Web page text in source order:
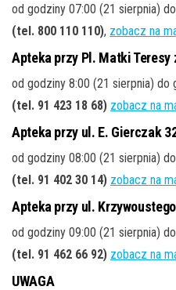
od godziny 07:00 (21 sierpnia)
(tel. 800 110 110), zobacz na
Apteka przy Pl. Matki Teresy
od godziny 8:00 (21 sierpnia) do
(tel. 91 423 18 68) zobacz na
Apteka przy ul. E. Gierczak
od godziny 08:00 (21 sierpnia)
(tel. 91 402 30 14) zobacz na
Apteka przy ul.
od godziny 09:00 (21 sierpnia)
(tel. 91 462 66 92) zobacz na
UWAGA